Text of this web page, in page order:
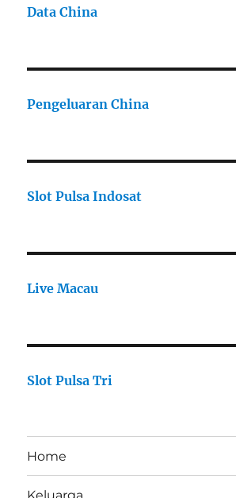
Data China
Pengeluaran China
Slot Pulsa Indosat
Live Macau
Slot Pulsa Tri
Home
Keluarga